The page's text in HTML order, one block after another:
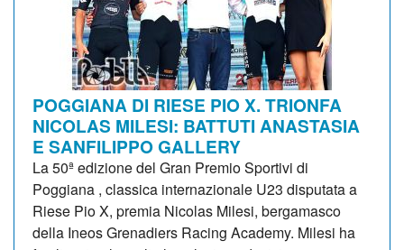
POGGIANA DI RIESE PIO X. TRIONFA
NICOLAS MILESI: BATTUTI ANASTASIA
E SANFILIPPO GALLERY
La 50ª edizione del Gran Premio Sportivi di
Poggiana , classica internazionale U23 disputata a
Riese Pio X, premia Nicolas Milesi, bergamasco
della Ineos Grenadiers Racing Academy. Milesi ha